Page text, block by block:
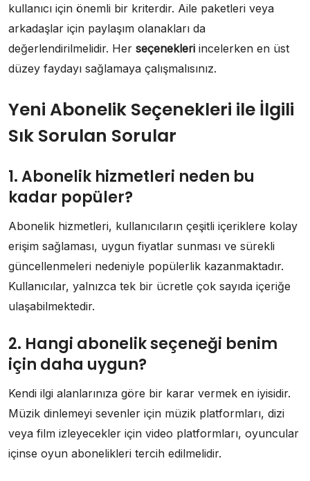
kullanıcı için önemli bir kriterdir. Aile paketleri veya
arkadaşlar için paylaşım olanakları da
değerlendirilmelidir. Her seçenekleri incelerken en üst
düzey faydayı sağlamaya çalışmalısınız.
Yeni Abonelik Seçenekleri ile İlgili
Sık Sorulan Sorular
1. Abonelik hizmetleri neden bu
kadar popüler?
Abonelik hizmetleri, kullanıcıların çeşitli içeriklere kolay
erişim sağlaması, uygun fiyatlar sunması ve sürekli
güncellenmeleri nedeniyle popülerlik kazanmaktadır.
Kullanıcılar, yalnızca tek bir ücretle çok sayıda içeriğe
ulaşabilmektedir.
2. Hangi abonelik seçeneği benim
için daha uygun?
Kendi ilgi alanlarınıza göre bir karar vermek en iyisidir.
Müzik dinlemeyi sevenler için müzik platformları, dizi
veya film izleyecekler için video platformları, oyuncular
içinse oyun abonelikleri tercih edilmelidir.